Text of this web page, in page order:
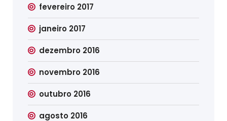
fevereiro 2017
janeiro 2017
dezembro 2016
novembro 2016
outubro 2016
agosto 2016